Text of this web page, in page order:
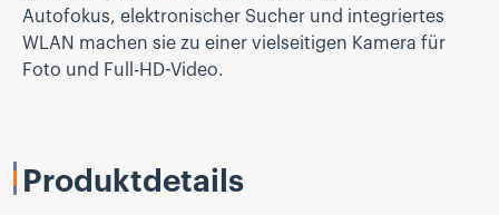
Autofokus, elektronischer Sucher und integriertes
WLAN machen sie zu einer vielseitigen Kamera für
Foto und Full-HD-Video.
Produktdetails